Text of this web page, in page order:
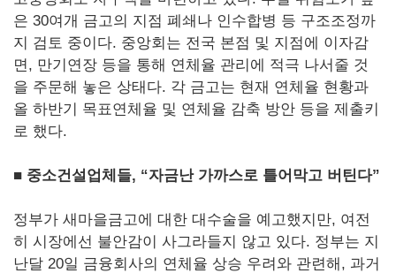
은 30여개 금고의 지점 폐쇄나 인수합병 등 구조조정까
지 검토 중이다. 중앙회는 전국 본점 및 지점에 이자감
면, 만기연장 등을 통해 연체율 관리에 적극 나서줄 것
을 주문해 놓은 상태다. 각 금고는 현재 연체율 현황과
올 하반기 목표연체율 및 연체율 감축 방안 등을 제출키
로 했다.
■ 중소건설업체들, “자금난 가까스로 틀어막고 버틴다”
정부가 새마을금고에 대한 대수술을 예고했지만, 여전
히 시장에선 불안감이 사그라들지 않고 있다. 정부는 지
난달 20일 금융회사의 연체율 상승 우려와 관련해, 과거